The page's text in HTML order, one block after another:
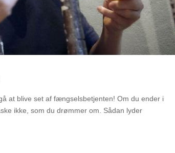
at blive set af fængselsbetjenten! Om du ender i
ikke, som du drømmer om. Sådan lyder